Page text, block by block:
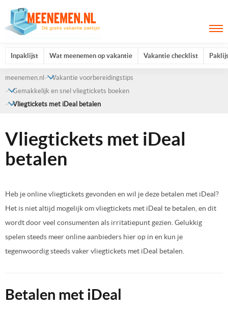
Inpaklijst Wat meenemen op vakantie Vakantie checklist
meenemen.nl
Vakantie voorbereidingstips
Gemakkelijk en snel vliegtickets boeken
Vliegtickets met iDeal betalen
Vliegtickets met iDeal
betalen
Heb je online vliegtickets gevonden en wil je deze betalen met iDeal?
Het is niet altijd mogelijk om vliegtickets met iDeal te betalen, en dit
wordt door veel consumenten als irritatiepunt gezien. Gelukkig
spelen steeds meer online aanbieders hier op in en kun je
tegenwoordig steeds vaker vliegtickets met iDeal betalen.
Betalen met iDeal